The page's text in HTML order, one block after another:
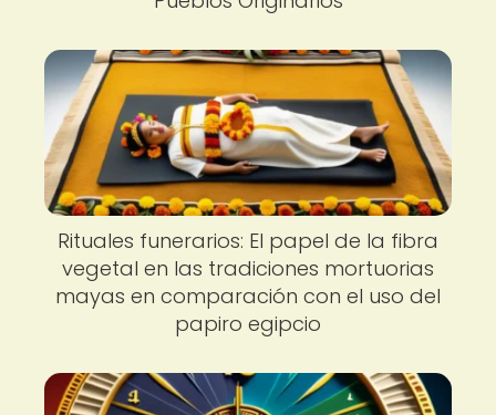
Rituales funerarios: El papel de la fibra
vegetal en las tradiciones mortuorias
mayas en comparación con el uso del
papiro egipcio